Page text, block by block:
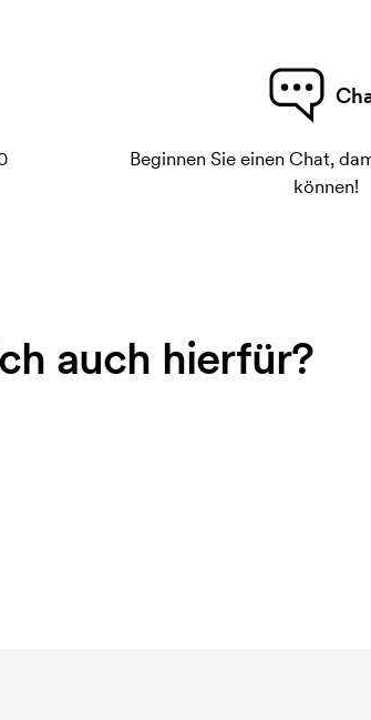
Beginnen Sie einen Chat,
können!
auch hierfür?